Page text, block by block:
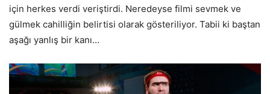
için herkes verdi veriştirdi. Neredeyse filmi sevmek ve
gülmek cahilliğin belirtisi olarak gösteriliyor. Tabii ki baştan
aşağı yanlış bir kanı…